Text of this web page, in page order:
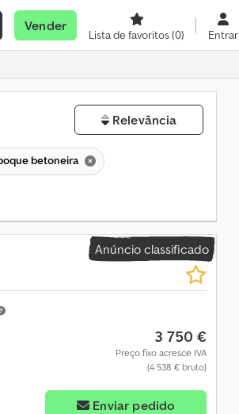
Vender
Lista de favoritos(0) Entrar
Relevância
betoneira
Anúncio classificado
3 750 €
Preço fixo acresce IVA
(4 538 € bruto)
Enviar pedido